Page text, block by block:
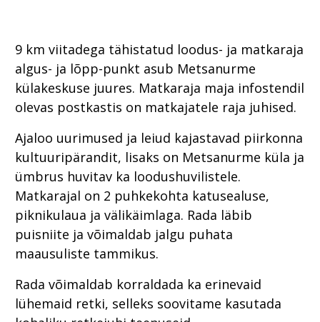
9 km viitadega tähistatud loodus- ja matkaraja
algus- ja lõpp-punkt asub Metsanurme
külakeskuse juures. Matkaraja maja infostendil
olevas postkastis on matkajatele raja juhised.
Ajaloo uurimused ja leiud kajastavad piirkonna
kultuuripärandit, lisaks on Metsanurme küla ja
ümbrus huvitav ka loodushuvilistele.
Matkarajal on 2 puhkekohta katusealuse,
piknikulaua ja välikäimlaga. Rada läbib
puisniite ja võimaldab jalgu puhata
maausuliste tammikus.
Rada võimaldab korraldada ka erinevaid
lühemaid retki, selleks soovitame kasutada